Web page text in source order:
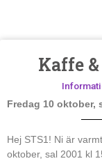
Kaffe
Fredag 10 oktober,
Hej STS1! Ni är
oktober, sal 2001 kl